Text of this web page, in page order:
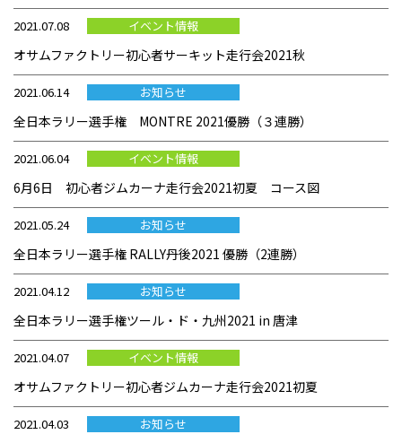
2021.07.08 イベント情報
オサムファクトリー初心者サーキット走行会2021秋
2021.06.14 お知らせ
全日本ラリー選手権 MONTRE 2021優勝（３連勝）
2021.06.04 イベント情報
6月6日 初心者ジムカーナ走行会2021初夏 コース図
2021.05.24 お知らせ
全日本ラリー選手権 RALLY丹後2021 優勝（2連勝）
2021.04.12 お知らせ
全日本ラリー選手権ツール・ド・九州2021 in 唐津
2021.04.07 イベント情報
オサムファクトリー初心者ジムカーナ走行会2021初夏
2021.04.03 お知らせ